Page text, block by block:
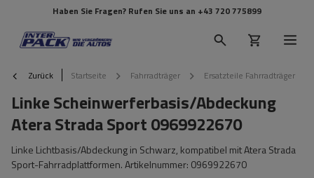
Haben Sie Fragen? Rufen Sie uns an +43 720 775899
Zurück Startseite Fahrradträger Ersatzteile Fahrradträger
Linke Scheinwerferbasis/Abdeckung
Atera Strada Sport 0969922670
Linke Lichtbasis/Abdeckung in Schwarz, kompatibel mit Atera Strada
Sport-Fahrradplattformen. Artikelnummer: 0969922670